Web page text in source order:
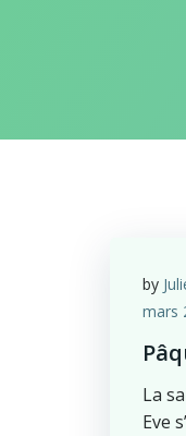
by
mars
La
Eve